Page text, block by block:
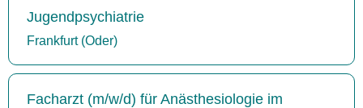
Jugendpsychiatrie
Frankfurt (Oder)
Facharzt (m/w/d) für Anästhesiologie im